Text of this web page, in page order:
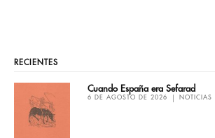
RECIENTES
Cuando España era Sefarad
6 DE AGOSTO DE 2026 NOTICIAS